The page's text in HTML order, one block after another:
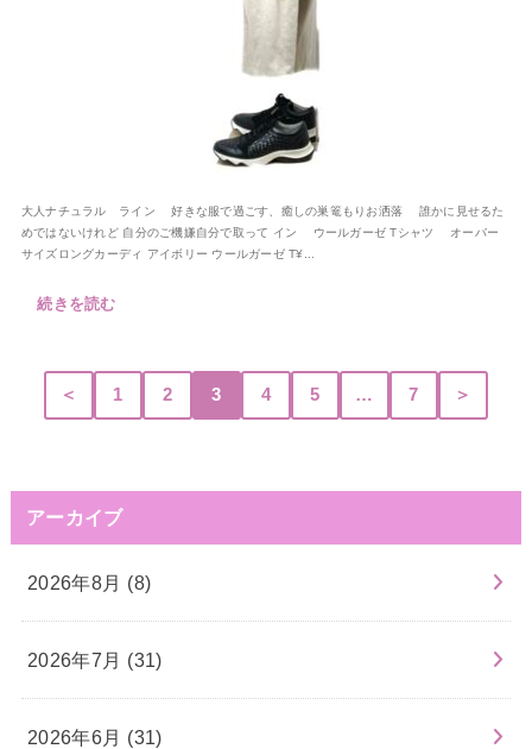
大人ナチュラル ライン 好きな服で過ごす、癒しの巣篭もりお洒落 誰かに見せるた
めではないけれど 自分のご機嫌自分で取って イン ウールガーゼ Tシャツ オーバー
サイズロングカーディ アイボリー ウールガーゼ T¥...
続きを読む
＜ 1 2 3 4 5 … 7 ＞
アーカイブ
2026年8月 (8)
2026年7月 (31)
2026年6月 (31)